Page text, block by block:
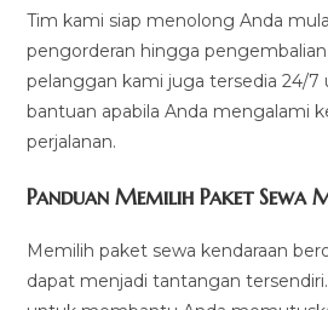
Tim kami siap menolong Anda
pengorderan hingga
pelanggan kami juga tersedia 24/
bantuan apabila Anda mengalami
perjalanan.
Panduan Memilih Paket Sewa
Memilih paket sewa kendaraan
dapat menjadi tantangan